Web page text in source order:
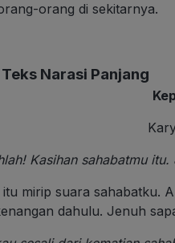
orang di sekitarnya.
Narasi Panjang
Kasihan sahabatmu
mirip suara sahabatku.
dahulu. Jenuh